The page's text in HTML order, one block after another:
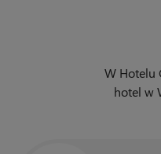
W Hotelu
hotel w